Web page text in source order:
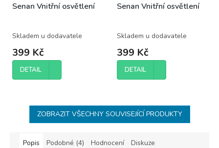
Senan Vnitřní osvětlení
Skladem u dodavatele
399 Kč
DETAIL
Senan Vnitřní osvětlení
Skladem u dodavatele
399 Kč
DETAIL
ZOBRAZIT VŠECHNY SOUVISEJÍCÍ PRODUKTY
Popis Podobné (4) Hodnocení Diskuze